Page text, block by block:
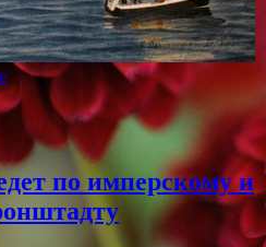
по имперскому и